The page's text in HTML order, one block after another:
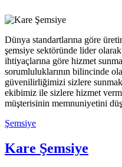
Dünya standartlarına göre
şemsiye sektöründe lider olarak
ihtiyaçlarına göre hizmet
sorumluluklarının bilincinde
güvenilirliğimizi sizlere
ekibimiz ile sizlere hizmet
müşterisinin memnuniyetini
Şemsiye
Kare Şemsiye